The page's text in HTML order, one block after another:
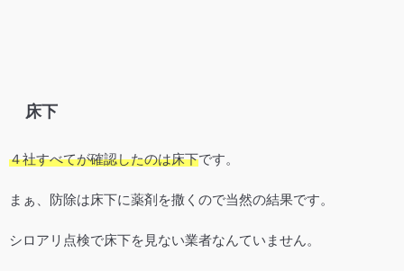
床下
４社すべてが確認したのは床下です。
まぁ、防除は床下に薬剤を撒くので当然の結果です。
シロアリ点検で床下を見ない業者なんていません。